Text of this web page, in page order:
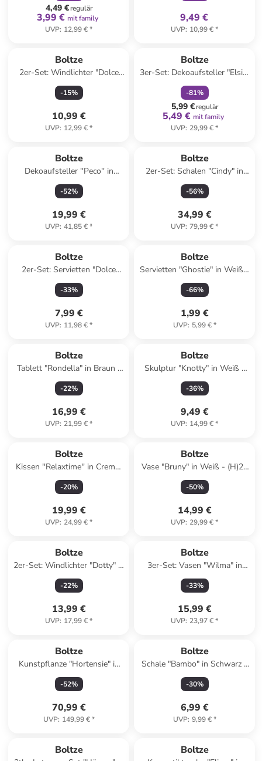
4,49 €regulär
3,99 € mit family
UVP: 12,99 €*
9,49 €
UVP: 10,99 €*
Boltze
2er-Set: Windlichter "Dolce
Vita" in Orange/ Hellblau
-15%
10,99 €
UVP: 12,99 €*
Boltze
3er-Set: Dekoaufsteller "Elsie"
in Rosa/ Pink/ Weiß - (B)16 x
(H)17 cm
-81%
5,99 €regulär
5,49 € mit family
UVP: 29,99 €*
Boltze
Dekoaufsteller ''Peco'' in
Schwarz - (H)28 cm
-52%
19,99 €
UVP: 41,85 €*
Boltze
2er-Set: Schalen "Cindy" in
Creme
-56%
34,99 €
UVP: 79,99 €*
Boltze
2er-Set: Servietten "Dolce
Vita" in Hellblau/ Orange/
Weiß - 2x 20 Stück
-33%
7,99 €
UVP: 11,98 €*
Boltze
Servietten "Ghostie" in Weiß -
12 Stück
-66%
1,99 €
UVP: 5,99 €*
Boltze
Tablett "Rondella" in Braun -
Ø 40 cm
-22%
16,99 €
UVP: 21,99 €*
Boltze
Skulptur "Knotty" in Weiß -
(B)14 x (H)15 cm
-36%
9,49 €
UVP: 14,99 €*
Boltze
Kissen ''Relaxtime'' in Creme/
Hellbraun - (L)50 x (B)30 cm
-20%
19,99 €
UVP: 24,99 €*
Boltze
Vase "Bruny" in Weiß - (H)22
cm
-50%
14,99 €
UVP: 29,99 €*
Boltze
2er-Set: Windlichter "Dotty" in
Weiß/ Grün
-22%
13,99 €
UVP: 17,99 €*
Boltze
3er-Set: Vasen "Wilma" in
Blau/ Hellblau/ Weiß
-33%
15,99 €
UVP: 23,97 €*
Boltze
Kunstpflanze "Hortensie" in
Grün/ Weiß - (H)90 cm
-52%
70,99 €
UVP: 149,99 €*
Boltze
Schale "Bambo" in Schwarz -
Ø 10 cm
-30%
6,99 €
UVP: 9,99 €*
Boltze Boltze